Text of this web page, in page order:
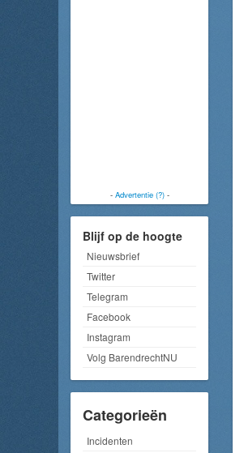
- Advertentie (?)-
Blijf op de hoogte
Nieuwsbrief
Twitter
Telegram
Facebook
Instagram
Volg BarendrechtNU
Categorieën
Incidenten